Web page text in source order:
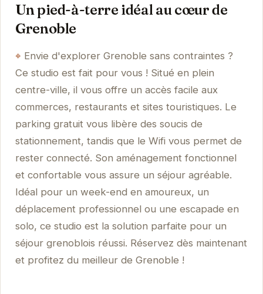
Un pied-à-terre idéal au cœur de
Grenoble
Envie d'explorer Grenoble sans contraintes ?
Ce studio est fait pour vous ! Situé en plein
centre-ville, il vous offre un accès facile aux
commerces, restaurants et sites touristiques. Le
parking gratuit vous libère des soucis de
stationnement, tandis que le Wifi vous permet de
rester connecté. Son aménagement fonctionnel
et confortable vous assure un séjour agréable.
Idéal pour un week-end en amoureux, un
déplacement professionnel ou une escapade en
solo, ce studio est la solution parfaite pour un
séjour grenoblois réussi. Réservez dès maintenant
et profitez du meilleur de Grenoble !